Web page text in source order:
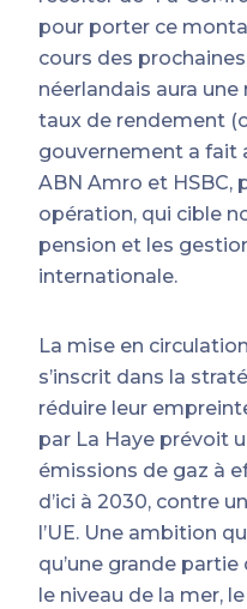
pour porter ce
cours des
néerlandais aura
taux de rendement
gouvernement a fait
ABN Amro et HSBC,
opération, qui cible
pension et les
internationale.
La mise en
s’inscrit dans la
réduire leur
par La Haye prévoit
émissions de gaz à
d’ici à 2030, contre
l’UE. Une ambition
qu’une grande
le niveau de la mer,